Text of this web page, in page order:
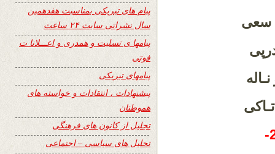
سعی
پیام های تبریکی بمناسبت هفدهمین
سال نشراتی سایت ۲۴ ساعت
پیامها ی تسلیت و همدری و اعـــلانا ت
فوتی
پیامهای تبریکی
پیشنهادات ، انتقادات و خواسته های
هموطنان
تجلیل از کانون های فرهنگی
تحلیل های سیاسی – اجتماعی